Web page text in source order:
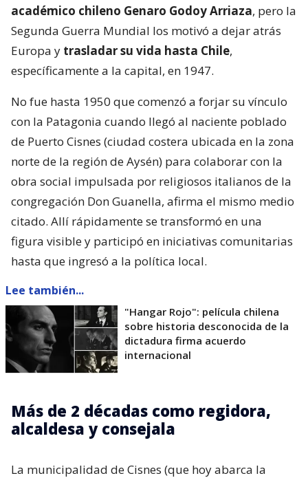
académico chileno Genaro Godoy Arriaza, pero la
Segunda Guerra Mundial los motivó a dejar atrás
Europa y trasladar su vida hasta Chile,
específicamente a la capital, en 1947.
No fue hasta 1950 que comenzó a forjar su vínculo
con la Patagonia cuando llegó al naciente poblado
de Puerto Cisnes (ciudad costera ubicada en la zona
norte de la región de Aysén) para colaborar con la
obra social impulsada por religiosos italianos de la
congregación Don Guanella, afirma el mismo medio
citado. Allí rápidamente se transformó en una
figura visible y participó en iniciativas comunitarias
hasta que ingresó a la política local.
Lee también...
"Hangar Rojo": película chilena
sobre historia desconocida de la
dictadura firma acuerdo
internacional
Más de 2 décadas como regidora,
alcaldesa y consejala
La municipalidad de Cisnes (que hoy abarca la